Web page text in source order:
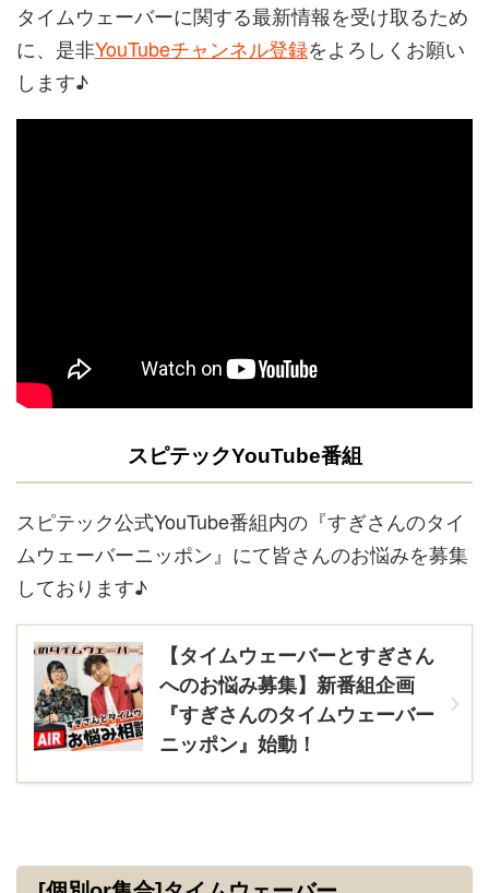
タイムウェーバーに関する最新情報を受け取るため
に、是非YouTubeチャンネル登録をよろしくお願い
します♪
スピテックYouTube番組
スピテック公式YouTube番組内の『すぎさんのタイ
ムウェーバーニッポン』にて皆さんのお悩みを募集
しております♪
【タイムウェーバーとすぎさん
へのお悩み募集】新番組企画
『すぎさんのタイムウェーバー
ニッポン』始動！